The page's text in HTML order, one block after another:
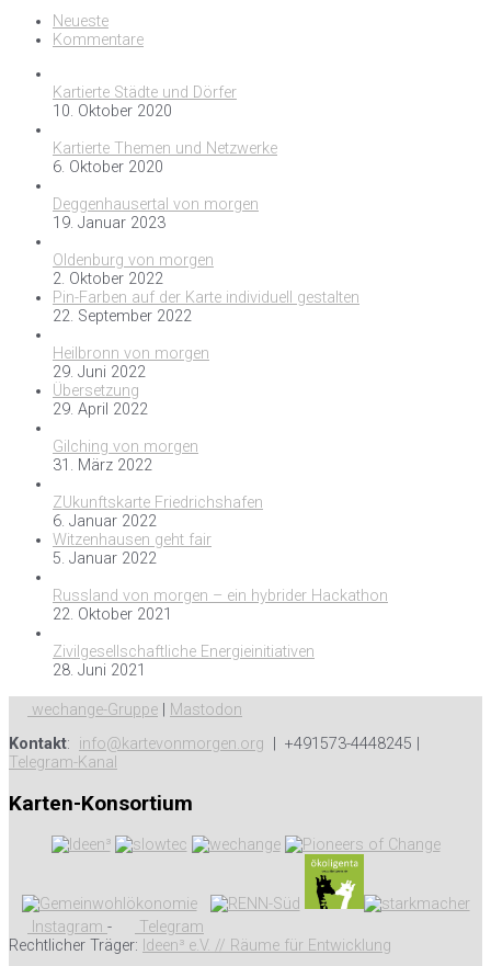
Neueste
Kommentare
Kartierte Städte und Dörfer
10. Oktober 2020
Kartierte Themen und Netzwerke
6. Oktober 2020
Deggenhausertal von morgen
19. Januar 2023
Oldenburg von morgen
2. Oktober 2022
Pin-Farben auf der Karte individuell gestalten
22. September 2022
Heilbronn von morgen
29. Juni 2022
Übersetzung
29. April 2022
Gilching von morgen
31. März 2022
ZUkunftskarte Friedrichshafen
6. Januar 2022
Witzenhausen geht fair
5. Januar 2022
Russland von morgen – ein hybrider Hackathon
22. Oktober 2021
Zivilgesellschaftliche Energieinitiativen
28. Juni 2021
wechange-Gruppe
Mastodon
Kontakt: info@kartevonmorgen.org | +491573-4448245 |
Telegram-Kanal
Karten-Konsortium
Instagram -
Telegram
Rechtlicher Träger: Ideen³ e.V. // Räume für Entwicklung